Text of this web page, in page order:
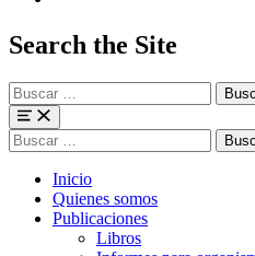
Search the Site
Buscar
para:
Menu
Buscar
para:
Inicio
Quienes somos
Publicaciones
Libros